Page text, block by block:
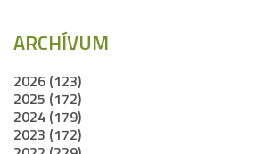
ARCHÍVUM
2026 (123)
2025 (172)
2024 (179)
2023 (172)